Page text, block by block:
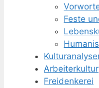
Feste
Arbeiterkultur
Freidenkerei